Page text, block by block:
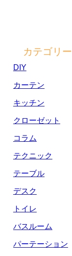
カテゴリー
DIY
カーテン
キッチン
クローゼット
コラム
テクニック
テーブル
デスク
トイレ
バスルーム
パーテーション